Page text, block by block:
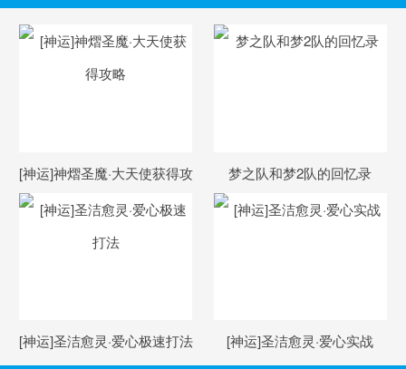
[神运]神熠圣魔·大天使获得攻
略
梦之队和梦2队的回忆录
[神运]圣洁愈灵·爱心极速打法 [神运]圣洁愈灵·爱心实战